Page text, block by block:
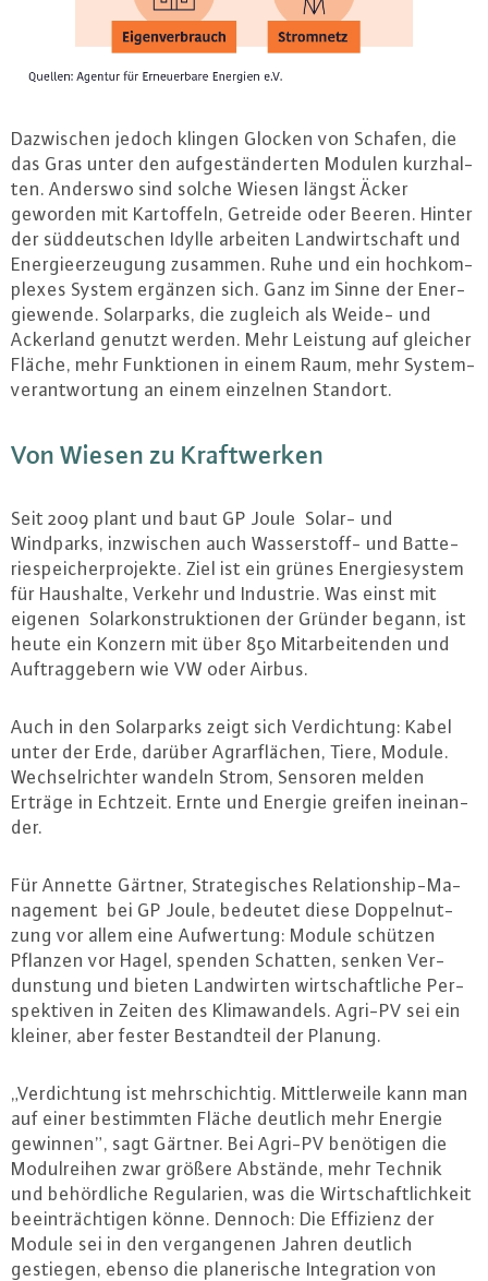
Da­zwi­schen jedoch klingen Glocken von Schafen, die
das Gras unter den auf­ge­stän­der­ten Modulen kurz­hal­
ten. Anderswo sind solche Wiesen längst Äcker
geworden mit Kar­tof­feln, Getreide oder Beeren. Hinter
der süd­deut­schen Idylle arbeiten Land­wirt­schaft und
En­er­gie­er­zeu­gung zusammen. Ruhe und ein hoch­kom­
ple­xes System ergänzen sich. Ganz im Sinne der En­er­
gie­wen­de. So­lar­parks, die zugleich als Weide- und
Ackerland genutzt werden. Mehr Leistung auf gleicher
Fläche, mehr Funk­tio­nen in einem Raum, mehr Sys­tem­
ver­ant­wor­tung an einem einzelnen Standort.
Von Wiesen zu Kraft­wer­ken
Seit 2009 plant und baut GP Joule Solar- und
Windparks, in­zwi­schen auch Was­ser­stoff- und Bat­te­
rie­spei­cher­pro­jek­te. Ziel ist ein grünes En­er­gie­sys­tem
für Haushalte, Verkehr und Industrie. Was einst mit
eigenen So­lar­kon­struk­tio­nen der Gründer begann, ist
heute ein Konzern mit über 850 Mit­ar­bei­ten­den und
Auf­trag­ge­bern wie VW oder Airbus.
Auch in den So­lar­parks zeigt sich Ver­dich­tung: Kabel
unter der Erde, darüber Agrar­flä­chen, Tiere, Module.
Wech­sel­rich­ter wandeln Strom, Sensoren melden
Erträge in Echtzeit. Ernte und Energie greifen in­ein­an­
der.
Für Annette Gärtner, Stra­te­gi­sches Re­la­ti­ons­hip-Ma­
nage­ment bei GP Joule, bedeutet diese Dop­pel­nut­
zung vor allem eine Auf­wer­tung: Module schützen
Pflanzen vor Hagel, spenden Schatten, senken Ver­
duns­tung und bieten Land­wir­ten wirt­schaft­li­che Per­
spek­ti­ven in Zeiten des Kli­ma­wan­dels. Agri-PV sei ein
kleiner, aber fester Be­stand­teil der Planung.
„Ver­dich­tung ist mehr­schich­tig. Mitt­ler­wei­le kann man
auf einer be­stimm­ten Fläche deutlich mehr Energie
gewinnen”, sagt Gärtner. Bei Agri-PV benötigen die
Mo­dul­rei­hen zwar größere Abstände, mehr Technik
und be­hörd­li­che Re­gu­la­ri­en, was die Wirt­schaft­lich­keit
be­ein­träch­ti­gen könne. Dennoch: Die Effizienz der
Module sei in den ver­gan­ge­nen Jahren deutlich
gestiegen, ebenso die pla­ne­ri­sche In­te­gra­ti­on von